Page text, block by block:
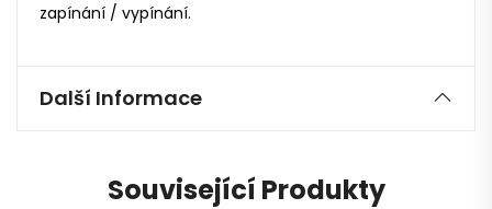
zapínání / vypínání.
Další Informace
Související Produkty